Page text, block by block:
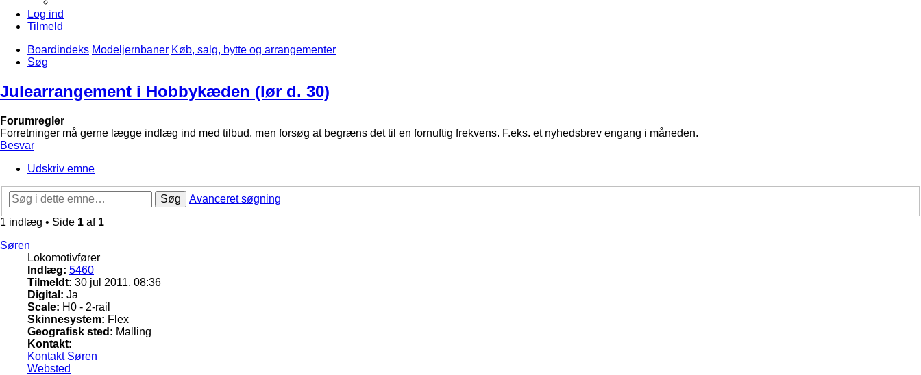
Log ind
Tilmeld
Boardindeks Modeljernbaner Køb, salg, bytte og arrangementer
Søg
Julearrangement i Hobbykæden (lør d. 30)
Forumregler
Forretninger må gerne lægge indlæg ind med tilbud, men forsøg at begræns det til en fornuftig frekvens. F.eks. et nyhedsbrev engang i måneden.
Besvar
Udskriv emne
Søg
Avanceret søgning
1 indlæg • Side 1 af 1
Søren
Lokomotivfører
Indlæg: 5460
Tilmeldt: 30 jul 2011, 08:36
Digital: Ja
Scale: H0 - 2-rail
Skinnesystem: Flex
Geografisk sted: Malling
Kontakt:
Kontakt Søren
Websted